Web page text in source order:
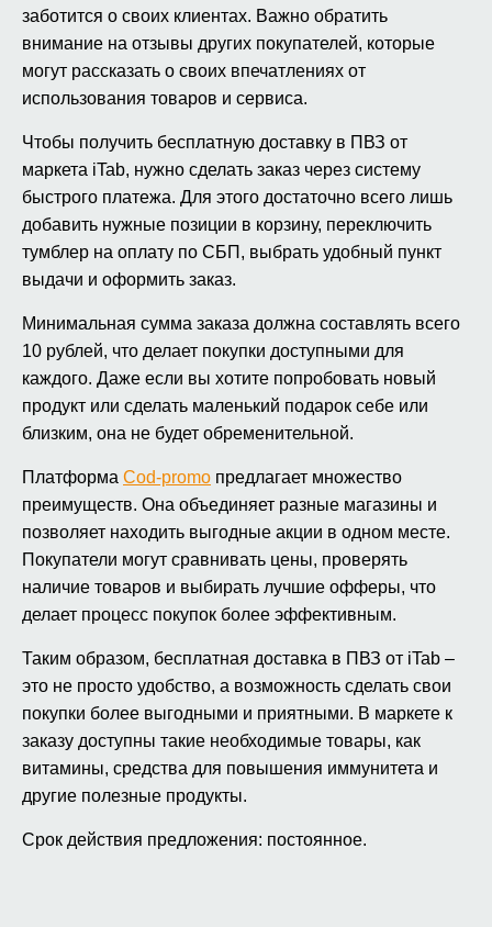
заботится о своих клиентах. Важно обратить
внимание на отзывы других покупателей, которые
могут рассказать о своих впечатлениях от
использования товаров и сервиса.
Чтобы получить бесплатную доставку в ПВЗ от
маркета iTab, нужно сделать заказ через систему
быстрого платежа. Для этого достаточно всего лишь
добавить нужные позиции в корзину, переключить
тумблер на оплату по СБП, выбрать удобный пункт
выдачи и оформить заказ.
Минимальная сумма заказа должна составлять всего
10 рублей, что делает покупки доступными для
каждого. Даже если вы хотите попробовать новый
продукт или сделать маленький подарок себе или
близким, она не будет обременительной.
Платформа Cod-promo предлагает множество
преимуществ. Она объединяет разные магазины и
позволяет находить выгодные акции в одном месте.
Покупатели могут сравнивать цены, проверять
наличие товаров и выбирать лучшие офферы, что
делает процесс покупок более эффективным.
Таким образом, бесплатная доставка в ПВЗ от iTab –
это не просто удобство, а возможность сделать свои
покупки более выгодными и приятными. В маркете к
заказу доступны такие необходимые товары, как
витамины, средства для повышения иммунитета и
другие полезные продукты.
Срок действия предложения: постоянное.